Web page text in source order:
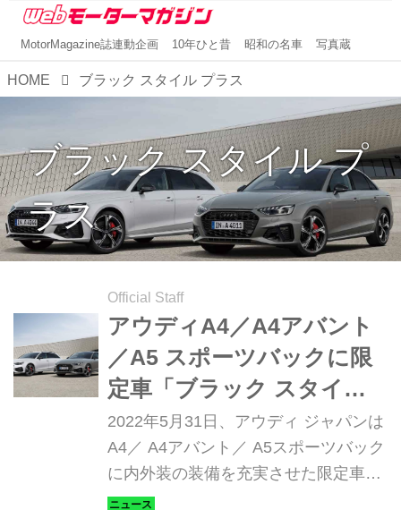
MotorMagazine誌連動企画 10年ひと昔 昭和の名車 写真蔵
HOME ブラック スタイル プラス
ブラック スタイル プ
ラス
Official Staff
アウディA4／A4アバント
／A5 スポーツバックに限
定車「ブラック スタイル
プラス」が登場
2022年5月31日、アウディ ジャパンは
A4／ A4アバント／ A5スポーツバック
に内外装の装備を充実させた限定車
「ブラック スタイル プラス（Black